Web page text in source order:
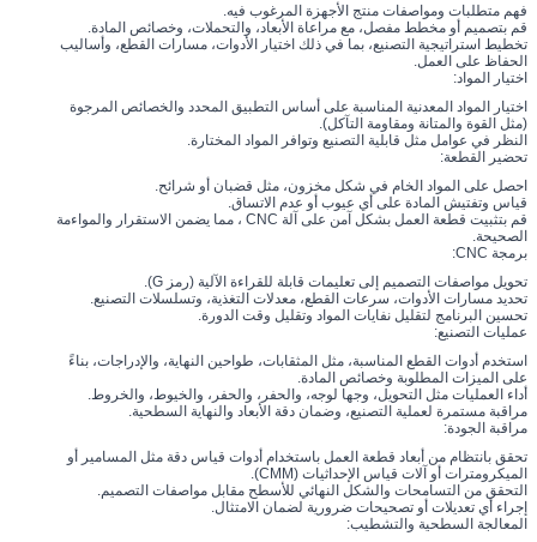
فهم متطلبات ومواصفات منتج الأجهزة المرغوب فيه.
قم بتصميم أو مخطط مفصل، مع مراعاة الأبعاد، والتحملات، وخصائص المادة.
تخطيط استراتيجية التصنيع، بما في ذلك اختيار الأدوات، مسارات القطع، وأساليب
الحفاظ على العمل.
اختيار المواد:
اختيار المواد المعدنية المناسبة على أساس التطبيق المحدد والخصائص المرجوة
(مثل القوة والمتانة ومقاومة التآكل).
النظر في عوامل مثل قابلية التصنيع وتوافر المواد المختارة.
تحضير القطعة:
احصل على المواد الخام في شكل مخزون، مثل قضبان أو شرائح.
قياس وتفتيش المادة على أي عيوب أو عدم الاتساق.
قم بتثبيت قطعة العمل بشكل آمن على آلة CNC ، مما يضمن الاستقرار والمواءمة
الصحيحة.
برمجة CNC:
تحويل مواصفات التصميم إلى تعليمات قابلة للقراءة الآلية (رمز G).
تحديد مسارات الأدوات، سرعات القطع، معدلات التغذية، وتسلسلات التصنيع.
تحسين البرنامج لتقليل نفايات المواد وتقليل وقت الدورة.
عمليات التصنيع:
استخدم أدوات القطع المناسبة، مثل المثقابات، طواحين النهاية، والإدراجات، بناءً
على الميزات المطلوبة وخصائص المادة.
أداء العمليات مثل التحويل، وجها لوجه، والحفر، والحفر، والخيوط، والخروط.
مراقبة مستمرة لعملية التصنيع، وضمان دقة الأبعاد والنهاية السطحية.
مراقبة الجودة:
تحقق بانتظام من أبعاد قطعة العمل باستخدام أدوات قياس دقة مثل المسامير أو
الميكرومترات أو آلات قياس الإحداثيات (CMM).
التحقق من التسامحات والشكل النهائي للأسطح مقابل مواصفات التصميم.
إجراء أي تعديلات أو تصحيحات ضرورية لضمان الامتثال.
المعالجة السطحية والتشطيب: